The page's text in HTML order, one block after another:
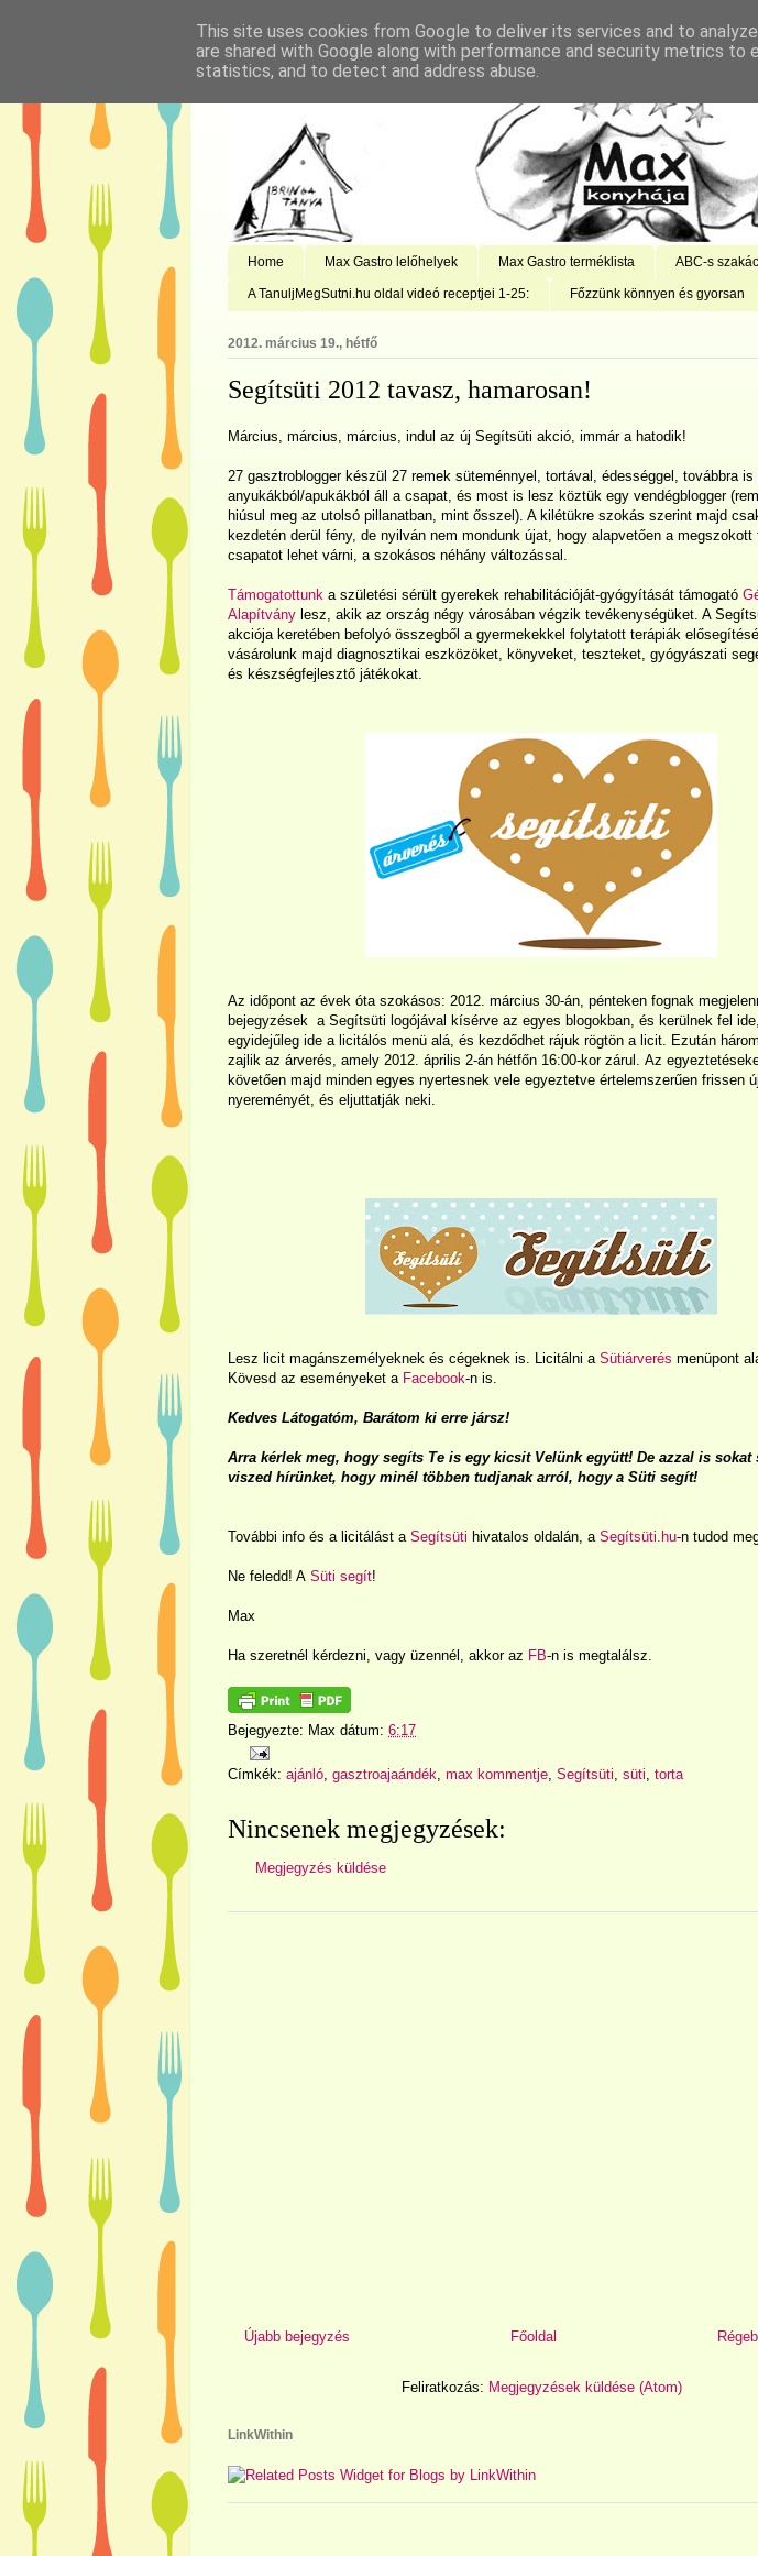
Home Max Gastro lelőhelyek Max Gastro terméklista ABC-s
A TanuljMegSutni.hu oldal videó receptjei 1-25: Főzzünk könnyen és gyorsan
2012. március 19., hétfő
Segítsüti 2012 tavasz, hamarosan!
Március, március, március, indul az új Segítsüti akció, immár a hatodik!
27 gasztroblogger készül 27 remek süteménnyel, tortával, édességgel, továbbra is
anyukákból/apukákból áll a csapat, és most is lesz köztük egy vendégblogger
hiúsul meg az utolsó pillanatban, mint ősszel). A kilétükre szokás szerint majd
kezdetén derül fény, de nyilván nem mondunk újat, hogy alapvetően a megszokott
csapatot lehet várni, a szokásos néhány változással.
Támogatottunk a születési sérült gyerekek rehabilitációját-gyógyítását támogató
Alapítvány lesz, akik az ország négy városában végzik tevékenységüket. A
akciója keretében befolyó összegből a gyermekekkel folytatott terápiák
vásárolunk majd diagnosztikai eszközöket, könyveket, teszteket, gyógyászati
és készségfejlesztő játékokat.
Az időpont az évek óta szokásos: 2012. március 30-án, pénteken fognak
bejegyzések a Segítsüti logójával kísérve az egyes blogokban, és kerülnek fel
egyidejűleg ide a licitálós menü alá, és kezdődhet rájuk rögtön a licit. Ezután
zajlik az árverés, amely 2012. április 2-án hétfőn 16:00-kor zárul. Az
követően majd minden egyes nyertesnek vele egyeztetve értelemszerűen frissen
nyereményét, és eljuttatják neki.
Lesz licit magánszemélyeknek és cégeknek is. Licitálni a Sütiárverés menüpont
Kövesd az eseményeket a Facebook-n is.
Kedves Látogatóm, Barátom ki erre jársz!
Arra kérlek meg, hogy segíts Te is egy kicsit Velünk együtt! De azzal is sokat
viszed hírünket, hogy minél többen tudjanak arról, hogy a Süti segít!
További info és a licitálást a Segítsüti hivatalos oldalán, a Segítsüti.hu-n tudod
Ne feledd! A Süti segít!
Max
Ha szeretnél kérdezni, vagy üzennél, akkor az FB-n is megtalálsz.
Bejegyezte: Max dátum: 6:17
Címkék: ajánló, gasztroajaándék, max kommentje, Segítsüti, süti, torta
Nincsenek megjegyzések:
Megjegyzés küldése
Újabb bejegyzés Főoldal
Feliratkozás: Megjegyzések küldése (Atom)
LinkWithin
This site uses cookies from Google to deliver its services and to
are shared with Google along with performance and security metrics to
statistics, and to detect and address abuse.